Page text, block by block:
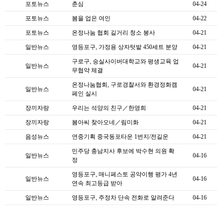
포토뉴스 춘심 04-24
포토뉴스 봄을 업은 여인 04-22
포토뉴스 온정나눔 협회 길거리 청소 봉사 04-21
일반뉴스 영등포구, 가정용 상자텃밭 450세트 분양 04-21
일반뉴스
구로구, 숭실사이버대학교와 평생교육 업
무협약 체결
04-21
일반뉴스
온정나눔협회, 구로경찰서와 환경정화캠
페인 실시
04-21
장끼자랑 우리는 석양의 친구／한영희 04-21
장끼자랑 봄아씨 찾아오네／림미화 04-21
음성뉴스 연중기획 중국동포타운 1번지/전길운 04-21
일반뉴스
민주당 충남지사 후보에 박수현 의원 확
정
04-16
일반뉴스
영등포구, 매니페스토 공약이행 평가 4년
연속 최고등급 받아
04-16
일반뉴스 영등포구, 주정차 단속 전화로 알려준다 04-16